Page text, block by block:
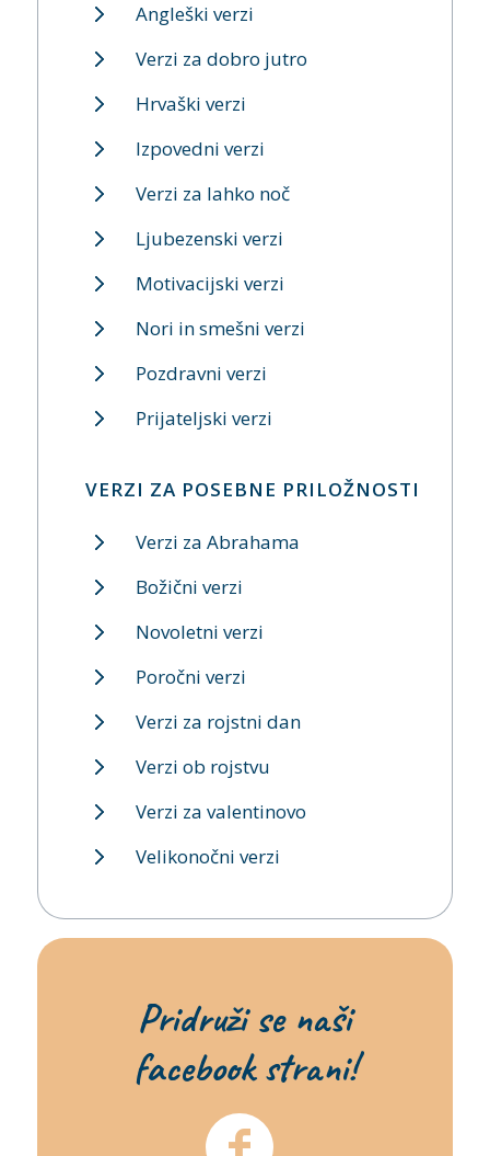
Angleški verzi
Verzi za dobro jutro
Hrvaški verzi
Izpovedni verzi
Verzi za lahko noč
Ljubezenski verzi
Motivacijski verzi
Nori in smešni verzi
Pozdravni verzi
Prijateljski verzi
VERZI ZA POSEBNE PRILOŽNOSTI
Verzi za Abrahama
Božični verzi
Novoletni verzi
Poročni verzi
Verzi za rojstni dan
Verzi ob rojstvu
Verzi za valentinovo
Velikonočni verzi
Pridruži se naši
facebook strani!